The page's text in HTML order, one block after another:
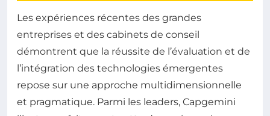
Les expériences récentes des grandes
entreprises et des cabinets de conseil
démontrent que la réussite de l’évaluation et de
l’intégration des technologies émergentes
repose sur une approche multidimensionnelle
et pragmatique. Parmi les leaders, Capgemini